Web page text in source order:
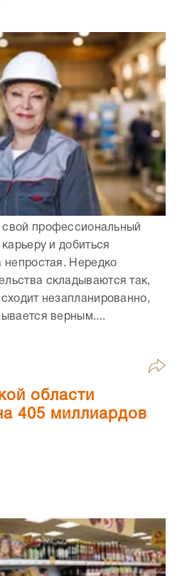
свой профессиональный
и добиться
непростая. Нередко
складываются так,
незапланированно,
верным....
области
405 миллиардов